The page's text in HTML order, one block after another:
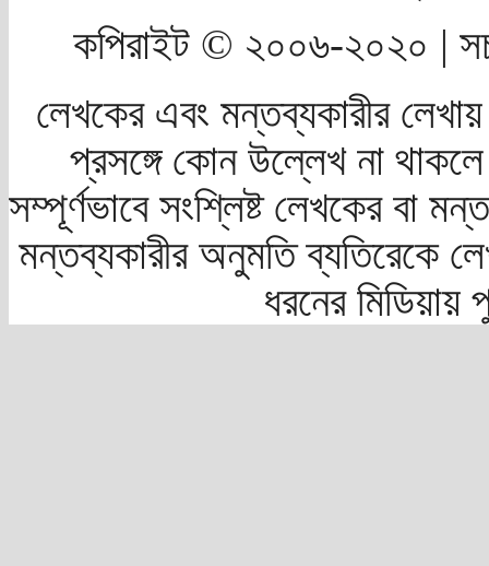
কপিরাইট © ২০০৬-২০২০ |
লেখকের এবং মন্তব্যকারীর
প্রসঙ্গে কোন উল্লেখ না
সম্পূর্ণভাবে সংশ্লিষ্ট লেখকের বা
মন্তব্যকারীর অনুমতি ব্যতিরেকে
ধরনের মিডিয়ায়